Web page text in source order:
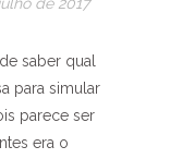
saber qual
para simular
parece ser
era o